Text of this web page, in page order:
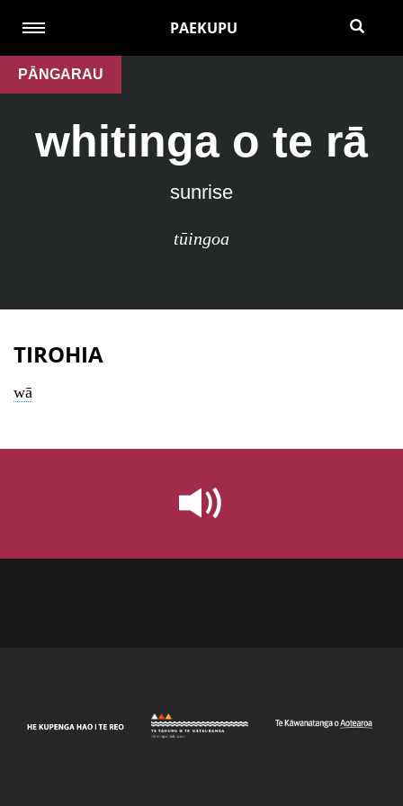
PAEKUPU
PĀNGARAU
whitinga o te rā
sunrise
tūingoa
TIROHIA
wā